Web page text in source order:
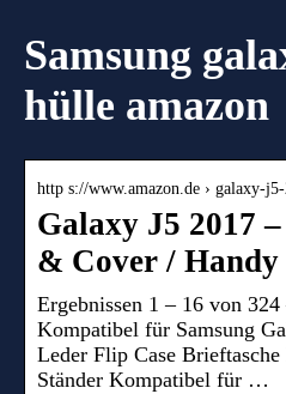
Samsung
hülle amazon
http s://www.amazon.de › galaxy-
Galaxy J5 2017
& Cover /
Ergebnissen 1 – 16 von
Kompatibel für Samsung
Leder Flip Case
Ständer Kompatibel für …